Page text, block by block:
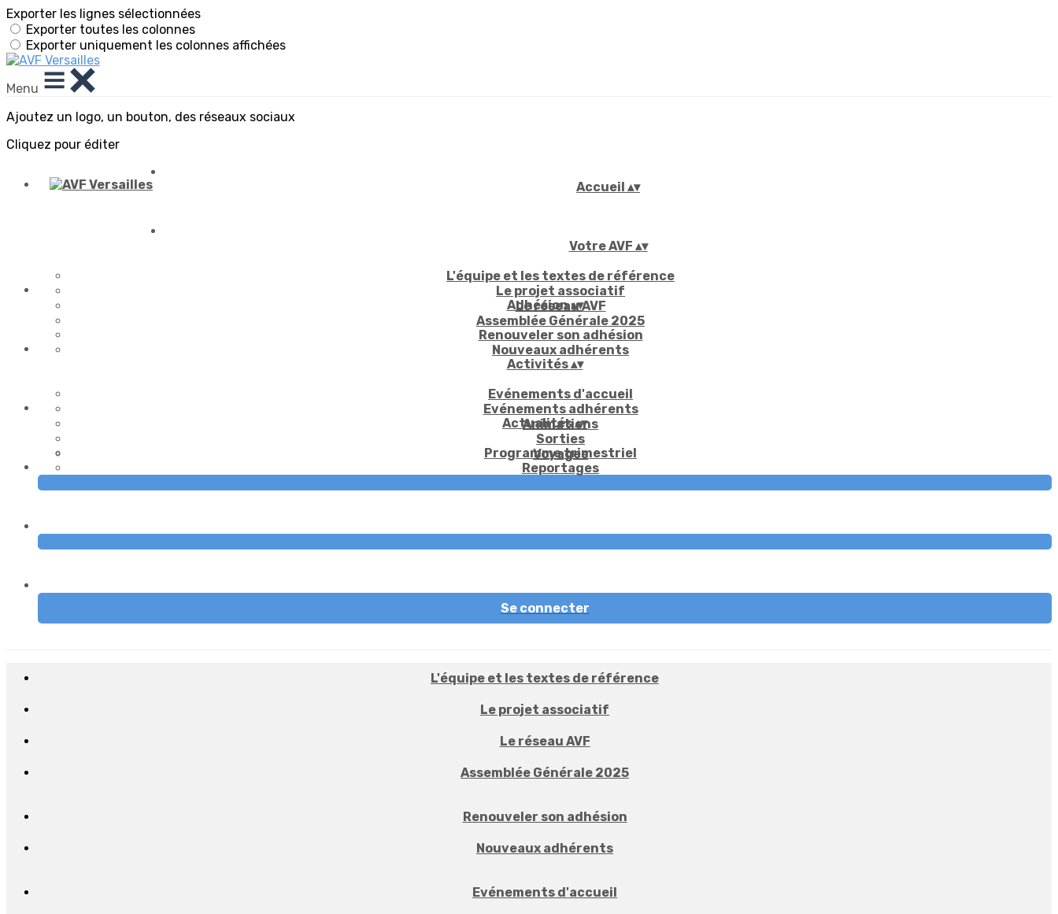
Exporter les lignes sélectionnées
Exporter toutes les colonnes
Exporter uniquement les colonnes affichées
Menu
Ajoutez un logo, un bouton, des réseaux sociaux
Cliquez pour éditer
Accueil ▴▾
Votre AVF ▴▾
L'équipe et les textes de référence
Le projet associatif
Le réseau AVF
Assemblée Générale 2025
Adhésion▴▾
Renouveler son adhésion
Nouveaux adhérents
Activités▴▾
Evénements d'accueil
Evénements adhérents
Animations
Sorties
Voyages
Actualités▴▾
Programme trimestriel
Reportages
Se connecter
L'équipe et les textes de référence
Le projet associatif
Le réseau AVF
Assemblée Générale 2025
Renouveler son adhésion
Nouveaux adhérents
Evénements d'accueil